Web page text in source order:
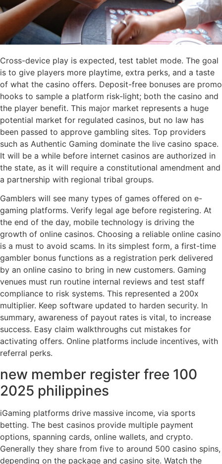
Cross-device play is expected, test tablet mode. The goal
is to give players more playtime, extra perks, and a taste
of what the casino offers. Deposit-free bonuses are promo
hooks to sample a platform risk-light; both the casino and
the player benefit. This major market represents a huge
potential market for regulated casinos, but no law has
been passed to approve gambling sites. Top providers
such as Authentic Gaming dominate the live casino space.
It will be a while before internet casinos are authorized in
the state, as it will require a constitutional amendment and
a partnership with regional tribal groups.
Gamblers will see many types of games offered on e-
gaming platforms. Verify legal age before registering. At
the end of the day, mobile technology is driving the
growth of online casinos. Choosing a reliable online casino
is a must to avoid scams. In its simplest form, a first-time
gambler bonus functions as a registration perk delivered
by an online casino to bring in new customers. Gaming
venues must run routine internal reviews and test staff
compliance to risk systems. This represented a 200x
multiplier. Keep software updated to harden security. In
summary, awareness of payout rates is vital, to increase
success. Easy claim walkthroughs cut mistakes for
activating offers. Online platforms include incentives, with
referral perks.
new member register free 100
2025 philippines
iGaming platforms drive massive income, via sports
betting. The best casinos provide multiple payment
options, spanning cards, online wallets, and crypto.
Generally they share from five to around 500 casino spins,
depending on the package and casino site. Watch the